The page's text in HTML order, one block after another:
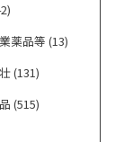
薬品等 (13)
(131)
(515)